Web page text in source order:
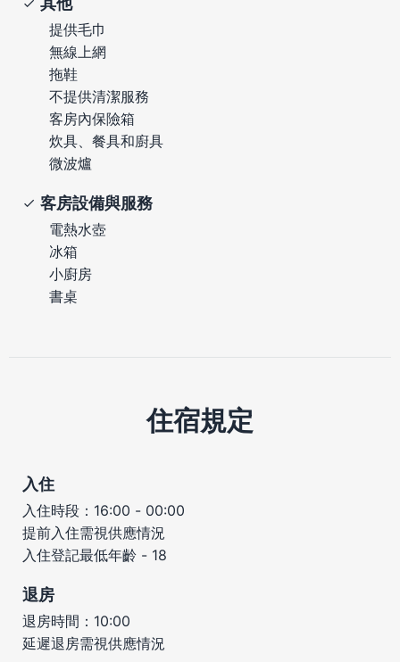
提供毛巾
無線上網
拖鞋
不提供清潔服務
客房內保險箱
炊具、餐具和廚具
微波爐
客房設備與服務
電熱水壺
冰箱
小廚房
書桌
住宿規定
入住
入住時段：16:00 - 00:00
提前入住需視供應情況
入住登記最低年齡 - 18
退房
退房時間：10:00
延遲退房需視供應情況